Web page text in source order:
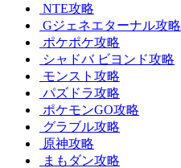
NTE攻略
Gジェネエターナル攻略
ポケポケ攻略
シャドバ ビヨンド攻略
モンスト攻略
パズドラ攻略
ポケモンGO攻略
グラブル攻略
原神攻略
まもダン攻略